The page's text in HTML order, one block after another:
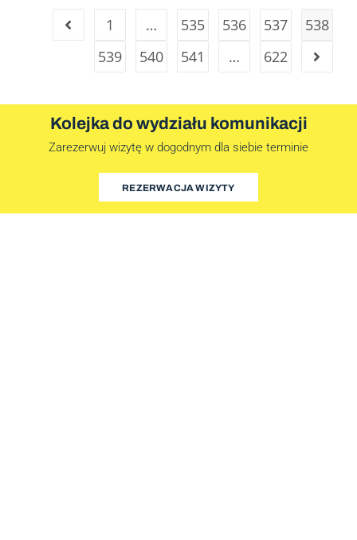
1 … 535 536 537
538
539
540 541 … 622
Kolejka do wydziału komunikacji
Zarezerwuj wizytę w dogodnym dla siebie terminie
REZERWACJA WIZYTY